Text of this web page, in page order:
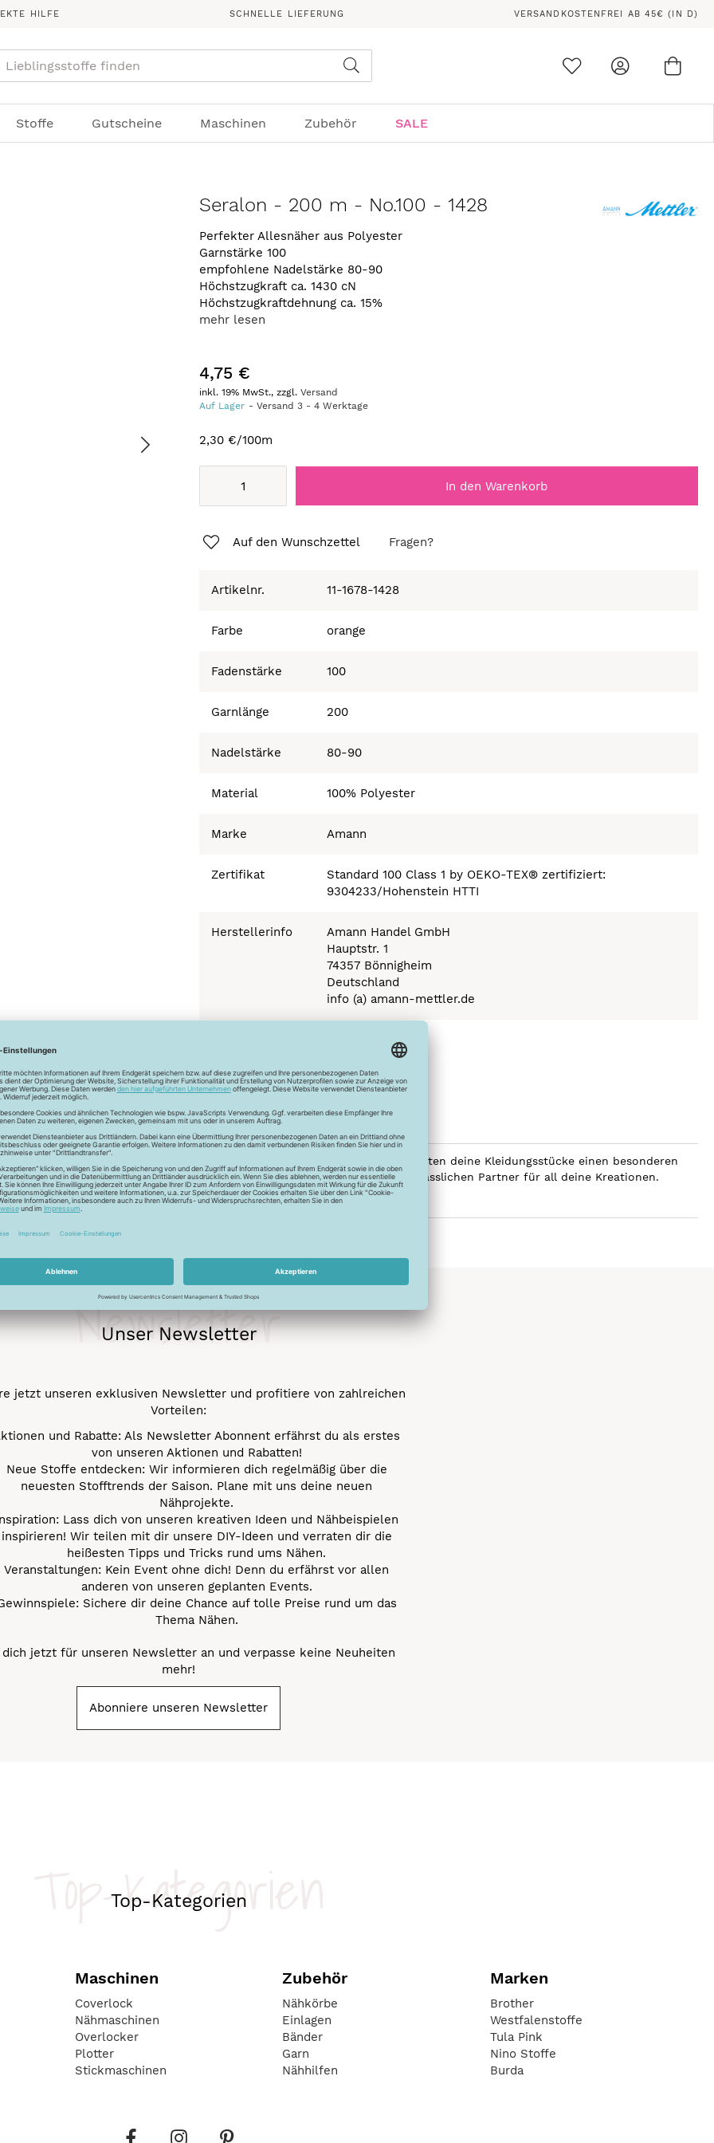
HILFE SCHNELLE LIEFERUNG VERSANDKOSTENFREI AB 45€ (IN D)
Stoffe Gutscheine Maschinen Zubehör SALE
Seralon - 200 m - No.100 - 1428
Perfekter Allesnäher aus Polyester
Garnstärke 100
empfohlene Nadelstärke 80-90
Höchstzugkraft ca. 1430 cN
Höchstzugkraftdehnung ca. 15%
mehr lesen
4,75 €
inkl. 19% MwSt., zzgl.Versand
Auf Lager
Versand3 -4 Werktage
2,30 €/100m
In den Warenkorb
Auf den Wunschzettel Fragen?
Artikelnr. 11-1678-1428
Farbe orange
Fadenstärke 100
Garnlänge 200
Nadelstärke 80-90
Material 100% Polyester
Marke Amann
Zertifikat
Standard 100 Class 1 by OEKO-TEX® zertifiziert:
9304233/Hohenstein HTTI
Herstellerinfo
Amann Handel GmbH
Hauptstr. 1
74357 Bönnigheim
Deutschland
info (a) amann-mettler.de
Seide - Kleider machen Leute. Mit dem Universalfaden SERALON erhalten deine Kleidungsstücke einen besonderen
und die idealen Gleiteigenschaftten machen den Allesnäher zum verlässlichen Partner für all deine Kreationen.
werden.
Unser Newsletter
Newsletter
jetzt unseren exklusiven Newsletter und profitiere von zahlreichen
Vorteilen:
und Rabatte: Als Newsletter Abonnent erfährst du als erstes
von unseren Aktionen und Rabatten!
Neue Stoffe entdecken: Wir informieren dich regelmäßig über die
neuesten Stofftrends der Saison. Plane mit uns deine neuen
Nähprojekte.
Lass dich von unseren kreativen Ideen und Nähbeispielen
inspirieren! Wir teilen mit dir unsere DIY-Ideen und verraten dir die
heißesten Tipps und Tricks rund ums Nähen.
Veranstaltungen: Kein Event ohne dich! Denn du erfährst vor allen
anderen von unseren geplanten Events.
Sichere dir deine Chance auf tolle Preise rund um das
Thema Nähen.
dich jetzt für unseren Newsletter an und verpasse keine Neuheiten
mehr!
Abonniere unseren Newsletter
Top-Kategorien
Top-Kategorien
Maschinen
Coverlock
Nähmaschinen
Overlocker
Plotter
Stickmaschinen
Zubehör
Nähkörbe
Einlagen
Bänder
Garn
Nähhilfen
Marken
Brother
Westfalenstoffe
Tula Pink
Nino Stoffe
Burda